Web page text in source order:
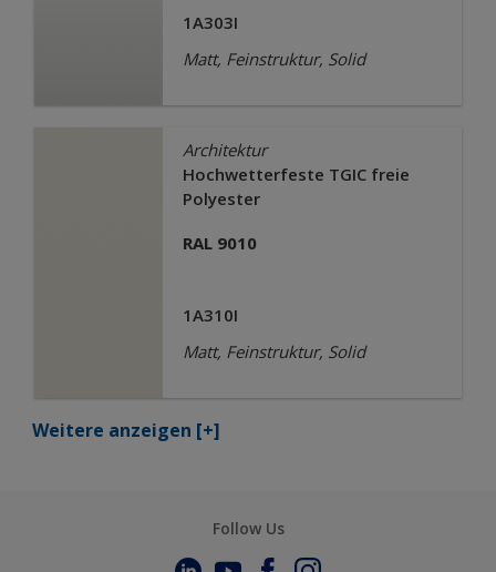
1A303I
Matt, Feinstruktur, Solid
Architektur
Hochwetterfeste TGIC freie
Polyester
RAL 9010
1A310I
Matt, Feinstruktur, Solid
Weitere anzeigen [+]
Follow Us